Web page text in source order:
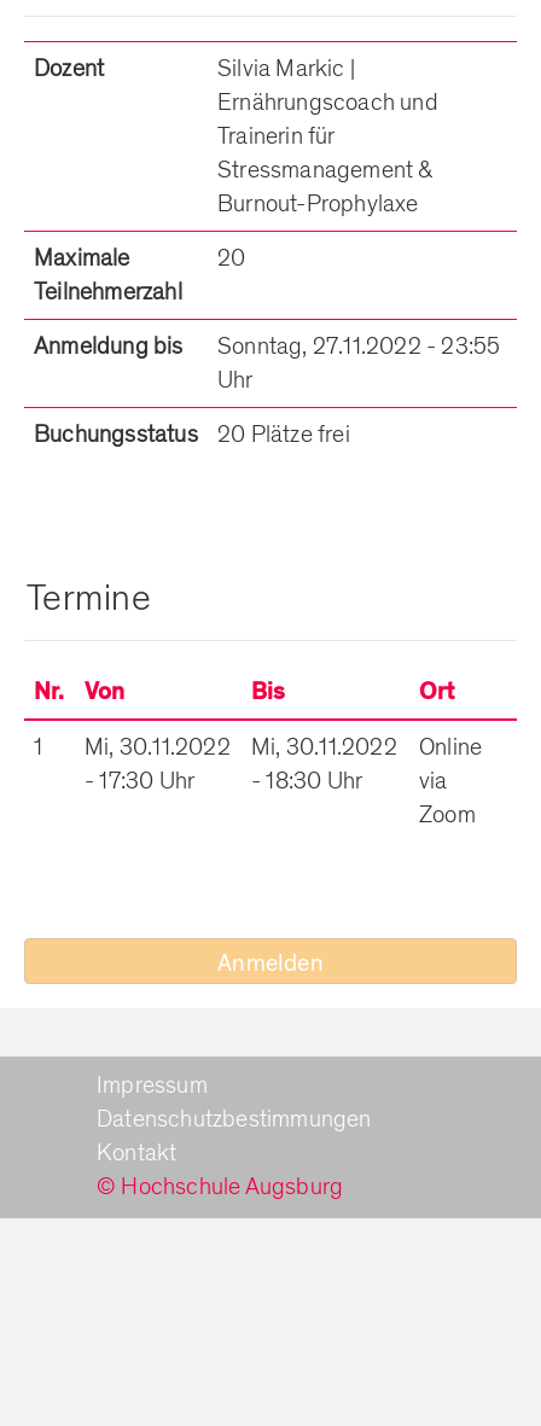
Dozent
Silvia Markic |
Ernährungscoach und
Trainerin für
Stressmanagement &
Burnout-Prophylaxe
Maximale
Teilnehmerzahl
20
Anmeldung bis
Sonntag, 27.11.2022 - 23:55
Uhr
Buchungsstatus
20 Plätze frei
Termine
Nr. Von Bis
Ort
1
Mi, 30.11.2022
- 17:30 Uhr
Mi, 30.11.2022
- 18:30 Uhr
Online
via
Zoom
Anmelden
Impressum
Datenschutzbestimmungen
Kontakt
© Hochschule Augsburg